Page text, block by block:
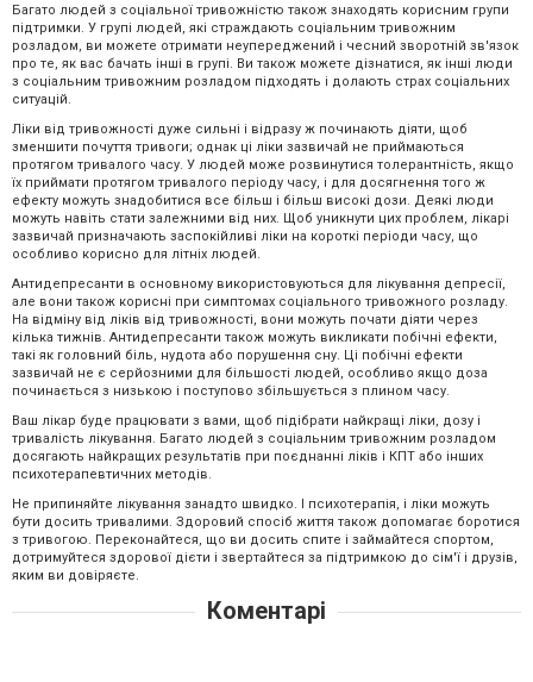
Багато людей з соціальної тривожністю також знаходять корисним групи
підтримки. У групі людей, які страждають соціальним тривожним
розладом, ви можете отримати неупереджений і чесний зворотній зв'язок
про те, як вас бачать інші в групі. Ви також можете дізнатися, як інші люди
з соціальним тривожним розладом підходять і долають страх соціальних
ситуацій.
Ліки від тривожності дуже сильні і відразу ж починають діяти, щоб
зменшити почуття тривоги; однак ці ліки зазвичай не приймаються
протягом тривалого часу. У людей може розвинутися толерантність, якщо
їх приймати протягом тривалого періоду часу, і для досягнення того ж
ефекту можуть знадобитися все більш і більш високі дози. Деякі люди
можуть навіть стати залежними від них. Щоб уникнути цих проблем, лікарі
зазвичай призначають заспокійливі ліки на короткі періоди часу, що
особливо корисно для літніх людей.
Антидепресанти в основному використовуються для лікування депресії,
але вони також корисні при симптомах соціального тривожного розладу.
На відміну від ліків від тривожності, вони можуть почати діяти через
кілька тижнів. Антидепресанти також можуть викликати побічні ефекти,
такі як головний біль, нудота або порушення сну. Ці побічні ефекти
зазвичай не є серйозними для більшості людей, особливо якщо доза
починається з низькою і поступово збільшується з плином часу.
Ваш лікар буде працювати з вами, щоб підібрати найкращі ліки, дозу і
тривалість лікування. Багато людей з соціальним тривожним розладом
досягають найкращих результатів при поєднанні ліків і КПТ або інших
психотерапевтичних методів.
Не припиняйте лікування занадто швидко. І психотерапія, і ліки можуть
бути досить тривалими. Здоровий спосіб життя також допомагає боротися
з тривогою. Переконайтеся, що ви досить спите і займайтеся спортом,
дотримуйтеся здорової дієти і звертайтеся за підтримкою до сім'ї і друзів,
яким ви довіряєте.
Коментарі